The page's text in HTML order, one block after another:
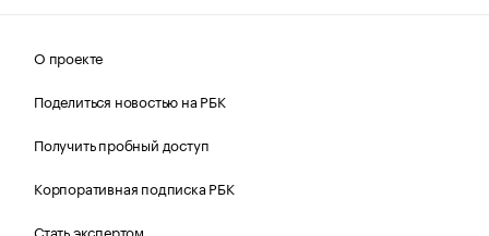
О проекте
Поделиться новостью на РБК
Получить пробный доступ
Корпоративная подписка РБК
Стать экспертом